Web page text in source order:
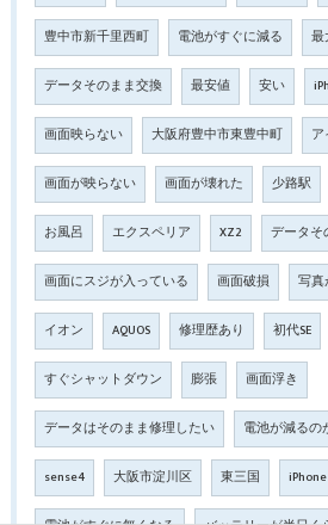
豊中市新千里西町 電池がすぐに減る 最
データそのまま交換 最安値 安い
画面映らない 大阪府豊中市東豊中町
画面が映らない 画面が壊れた 少路駅
お風呂 エクスペリア XZ2 データそ
画面にスジが入っている 画面破損 写
イオン AQUOS 修理歴あり 初代SE
すぐシャットダウン 膨張 画面浮き
データはそのまま修理したい 電池が減るの
sense4 大阪市淀川区 東三国 iPhone